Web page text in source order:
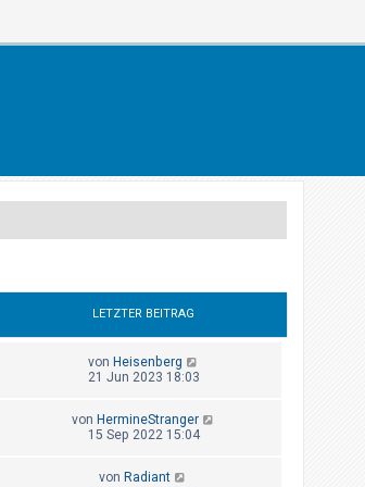
LETZTER BEITRAG
von Heisenberg
21 Jun 2023 18:03
von HermineStranger
15 Sep 2022 15:04
von Radiant